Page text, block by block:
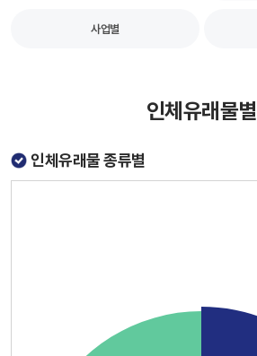
사업별
인체유래물별
인체유래물 종류별